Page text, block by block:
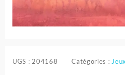
UGS :204168 Catégories :